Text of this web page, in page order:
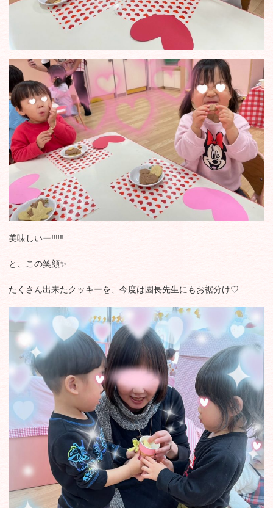
美味しいー‼️‼️‼️
と、この笑顔✨
たくさん出来たクッキーを、今度は園長先生にもお裾分け♡